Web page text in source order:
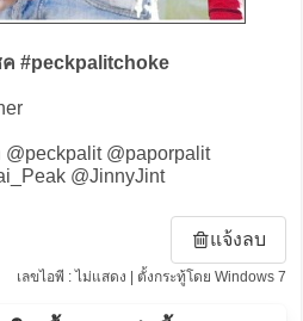
ค #peckpalitchoke
@paporpalit
@JinnyJint
แจ้งลบ
เลขไอพี : ไม่แสดง | ตั้งกระทู้โดย Windows 7